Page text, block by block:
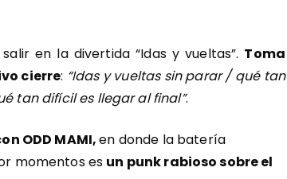
en la divertida “Idas y vueltas”. Toma
cierre: “Idas y vueltas sin parar / qué tan
tan difícil es llegar al final”.
ODD MAMI,en donde la batería
momentos es un punk rabioso sobre el